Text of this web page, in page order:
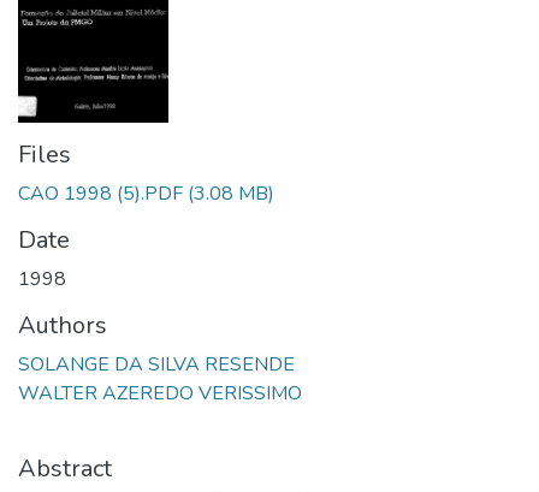
Files
CAO 1998 (5).PDF (3.08 MB)
Date
1998
Authors
SOLANGE DA SILVA RESENDE
WALTER AZEREDO VERISSIMO
Abstract